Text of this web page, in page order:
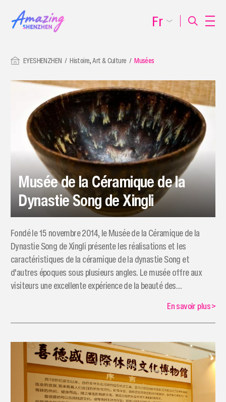
EYESHENZHEN Histoire, Art & Culture Musées
Musée de la Céramique de la
Dynastie Song de Xingli
​Fondé le 15 novembre 2014, le Musée de la Céramique de la
Dynastie Song de Xingli présente les réalisations et les
caractéristiques de la céramique de la dynastie Song et
d'autres époques sous plusieurs angles. Le musée offre aux
visiteurs une excellente expérience de la beauté des
En savoir plus>
Fr